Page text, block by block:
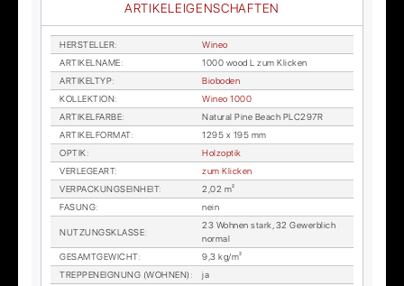
ARTIKELEIGENSCHAFTEN
HER­STEL­LER:
Wi­neo
AR­TI­KEL­NA­ME:
1000 wood L zum Kli­cken
AR­TI­KEL­TYP:
Bio­bo­den
KOL­LEK­TI­ON:
Wi­neo 1000
AR­TI­KEL­FAR­BE:
Na­tu­ral Pine Be­ach PLC297R
AR­TI­KEL­FOR­MAT:
1295 x 195 mm
OP­TIK:
Holz­op­tik
VER­LE­GE­ART:
zum Kli­cken
VER­PA­CKUNGS­EIN­HEIT:
2,02 m²
FA­SUNG: nein
NUT­ZUNGS­KLAS­SE:
23 Woh­nen stark, 32 Ge­werb­lich
nor­mal
GE­SAMT­GE­WICHT:
9,3 kg/m²
TREP­PEN­EIG­NUNG (WOH­NEN) :
ja